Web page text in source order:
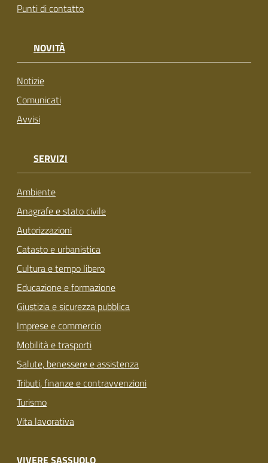
Punti di contatto
NOVITÀ
Notizie
Comunicati
Avvisi
SERVIZI
Ambiente
Anagrafe e stato civile
Autorizzazioni
Catasto e urbanistica
Cultura e tempo libero
Educazione e formazione
Giustizia e sicurezza pubblica
Imprese e commercio
Mobilità e trasporti
Salute, benessere e assistenza
Tributi, finanze e contravvenzioni
Turismo
Vita lavorativa
VIVERE SASSUOLO